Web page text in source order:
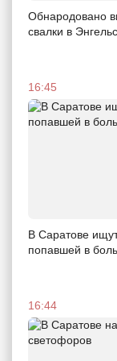
Обнародовано
свалки в
16:45
В Саратове
попавшей в
16:44